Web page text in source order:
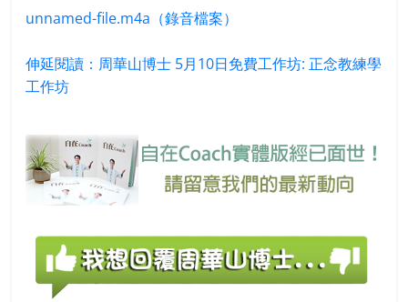
unnamed-file.m4a（錄音檔案）
伸延閱讀：周華山博士 5月10日免費工作坊: 正念教練學
工作坊